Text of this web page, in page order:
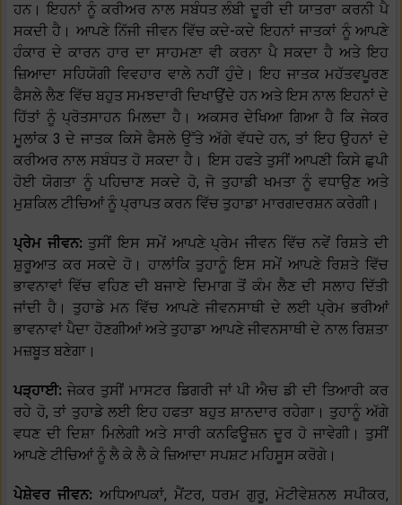
ਹਨ। ਇਹਨਾਂ ਨੂੰ ਕਰੀਅਰ ਨਾਲ ਸਬੰਧਤ ਲੰਬੀ ਦੂਰੀ ਦੀ ਯਾਤਰਾ ਕਰਨੀ ਪੈ
ਸਕਦੀ ਹੈ। ਆਪਣੇ ਨਿੱਜੀ ਜੀਵਨ ਵਿੱਚ ਕਦੇ-ਕਦੇ ਇਹਨਾਂ ਜਾਤਕਾਂ ਨੂੰ ਆਪਣੇ
ਹੰਕਾਰ ਦੇ ਕਾਰਨ ਹਾਰ ਦਾ ਸਾਹਮਣਾ ਵੀ ਕਰਨਾ ਪੈ ਸਕਦਾ ਹੈ ਅਤੇ ਇਹ
ਜ਼ਿਆਦਾ ਸਹਿਯੋਗੀ ਵਿਵਹਾਰ ਵਾਲੇ ਨਹੀਂ ਹੁੰਦੇ। ਇਹ ਜਾਤਕ ਮਹੱਤਵਪੂਰਣ
ਫੈਸਲੇ ਲੈਣ ਵਿੱਚ ਬਹੁਤ ਸਮਝਦਾਰੀ ਦਿਖਾਉਂਦੇ ਹਨ ਅਤੇ ਇਸ ਨਾਲ ਇਹਨਾਂ ਦੇ
ਹਿੱਤਾਂ ਨੂੰ ਪ੍ਰੋਤਸਾਹਨ ਮਿਲਦਾ ਹੈ। ਅਕਸਰ ਦੇਖਿਆ ਗਿਆ ਹੈ ਕਿ ਜੇਕਰ
ਮੂਲਾਂਕ 3 ਦੇ ਜਾਤਕ ਕਿਸੇ ਫੈਸਲੇ ਉੱਤੇ ਅੱਗੇ ਵੱਧਦੇ ਹਨ, ਤਾਂ ਇਹ ਉਹਨਾਂ ਦੇ
ਕਰੀਅਰ ਨਾਲ ਸਬੰਧਤ ਹੋ ਸਕਦਾ ਹੈ। ਇਸ ਹਫਤੇ ਤੁਸੀਂ ਆਪਣੀ ਕਿਸੇ ਛੁਪੀ
ਹੋਈ ਯੋਗਤਾ ਨੂੰ ਪਹਿਚਾਣ ਸਕਦੇ ਹੋ, ਜੋ ਤੁਹਾਡੀ ਖਮਤਾ ਨੂੰ ਵਧਾਉਣ ਅਤੇ
ਮੁਸ਼ਕਿਲ ਟੀਚਿਆਂ ਨੂੰ ਪ੍ਰਾਪਤ ਕਰਨ ਵਿੱਚ ਤੁਹਾਡਾ ਮਾਰਗਦਰਸ਼ਨ ਕਰੇਗੀ।
ਪ੍ਰੇਮ ਜੀਵਨ:ਤੁਸੀਂ ਇਸ ਸਮੇਂ ਆਪਣੇ ਪ੍ਰੇਮ ਜੀਵਨ ਵਿੱਚ ਨਵੇਂ ਰਿਸ਼ਤੇ ਦੀ
ਸ਼ੁਰੂਆਤ ਕਰ ਸਕਦੇ ਹੋ। ਹਾਲਾਂਕਿ ਤੁਹਾਨੂੰ ਇਸ ਸਮੇਂ ਆਪਣੇ ਰਿਸ਼ਤੇ ਵਿੱਚ
ਭਾਵਨਾਵਾਂ ਵਿੱਚ ਵਹਿਣ ਦੀ ਬਜਾਏ ਦਿਮਾਗ ਤੋਂ ਕੰਮ ਲੈਣ ਦੀ ਸਲਾਹ ਦਿੱਤੀ
ਜਾਂਦੀ ਹੈ। ਤੁਹਾਡੇ ਮਨ ਵਿੱਚ ਆਪਣੇ ਜੀਵਨਸਾਥੀ ਦੇ ਲਈ ਪ੍ਰੇਮ ਭਰੀਆਂ
ਭਾਵਨਾਵਾਂ ਪੈਦਾ ਹੋਣਗੀਆਂ ਅਤੇ ਤੁਹਾਡਾ ਆਪਣੇ ਜੀਵਨਸਾਥੀ ਦੇ ਨਾਲ ਰਿਸ਼ਤਾ
ਮਜ਼ਬੂਤ ਬਣੇਗਾ।
ਪੜ੍ਹਾਈ: ਜੇਕਰ ਤੁਸੀਂ ਮਾਸਟਰ ਡਿਗਰੀ ਜਾਂ ਪੀ ਐਚ ਡੀ ਦੀ ਤਿਆਰੀ ਕਰ
ਰਹੇ ਹੋ, ਤਾਂ ਤੁਹਾਡੇ ਲਈ ਇਹ ਹਫਤਾ ਬਹੁਤ ਸ਼ਾਨਦਾਰ ਰਹੇਗਾ। ਤੁਹਾਨੂੰ ਅੱਗੇ
ਵਧਣ ਦੀ ਦਿਸ਼ਾ ਮਿਲੇਗੀ ਅਤੇ ਸਾਰੀ ਕਨਫਿਊਜ਼ਨ ਦੂਰ ਹੋ ਜਾਵੇਗੀ। ਤੁਸੀਂ
ਆਪਣੇ ਟੀਚਿਆਂ ਨੂੰ ਲੈ ਕੇ ਲੈ ਕੇ ਜ਼ਿਆਦਾ ਸਪਸ਼ਟ ਮਹਿਸੂਸ ਕਰੋਗੇ।
ਪੇਸ਼ੇਵਰ ਜੀਵਨ: ਅਧਿਆਪਕਾਂ, ਮੈਂਟਰ, ਧਰਮ ਗੁਰੂ, ਮੋਟੀਵੇਸ਼ਨਲ ਸਪੀਕਰ,